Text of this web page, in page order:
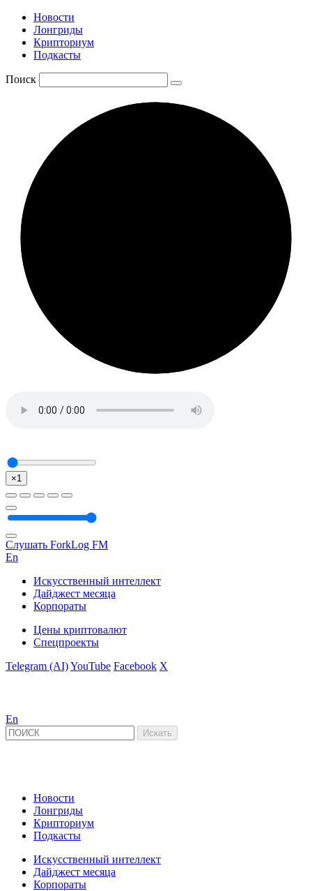
Новости
Лонгриды
Крипториум
Подкасты
Поиск
×1
Слушать ForkLog FM
En
Искусственный интеллект
Дайджест месяца
Корпораты
Цены криптовалют
Спецпроекты
Telegram (AI)YouTube Facebook X
En
Новости
Лонгриды
Крипториум
Подкасты
Искусственный интеллект
Дайджест месяца
Корпораты